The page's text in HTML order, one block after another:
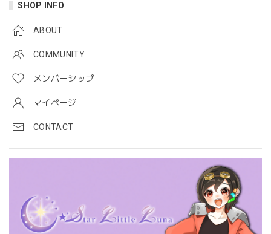
SHOP INFO
ABOUT
COMMUNITY
メンバーシップ
マイページ
CONTACT